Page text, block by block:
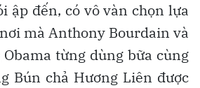
ập đến, có vô vàn chọn lựa
mà Anthony Bourdain và
từng dùng bữa cùng
Bún chả Hương Liên được